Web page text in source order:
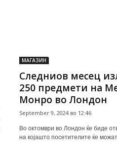
МАГАЗИН
Следниов месец
250 предмети на
Монро во Лондон
September 9, 2024 во 12:46
Во октомври во Лондон ќе биде
на којашто посетителите ќе